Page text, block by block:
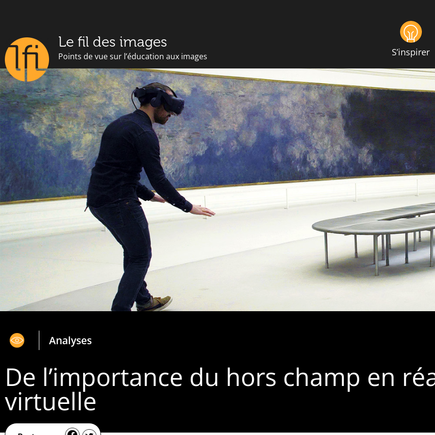
Le fil des images
Points de vue sur l’éducation aux images S’inspirer
Analyses
De l’importance du hors champ en
virtuelle